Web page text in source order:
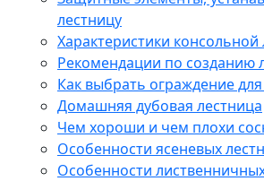
лестницу
Характеристики
Рекомендации по созданию
Как выбрать ограждение
Домашняя дубовая лестница
Чем хороши и чем плохи
Особенности ясеневых
Особенности